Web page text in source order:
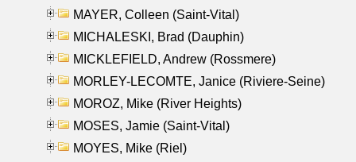
MAYER, Colleen (Saint-Vital)
MICHALESKI, Brad (Dauphin)
MICKLEFIELD, Andrew (Rossmere)
MORLEY-LECOMTE, Janice (Riviere-Seine)
MOROZ, Mike (River Heights)
MOSES, Jamie (Saint-Vital)
MOYES, Mike (Riel)